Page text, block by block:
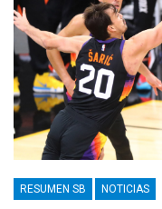
RESUMEN SB NOTICIAS